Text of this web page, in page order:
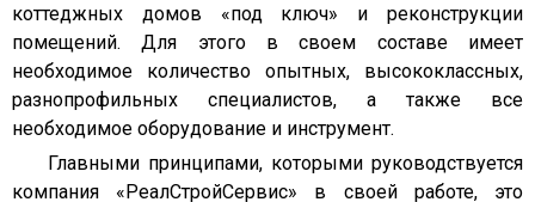
коттеджных домов «под ключ» и реконструкции
помещений. Для этого в своем составе имеет
необходимое количество опытных, высококлассных,
разнопрофильных специалистов, а также все
необходимое оборудование и инструмент.
Главными принципами, которыми руководствуется
компания «РеалСтройСервис» в своей работе, это